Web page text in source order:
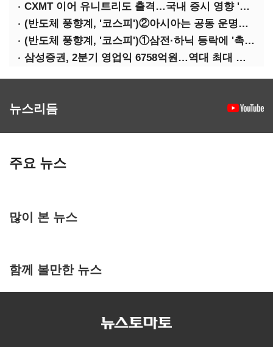
CXMT 이어 유니트리도 출격…국내 증시 영향 '촉각'
(반도체 풍향계, '코스피')②아시아는 공동 운명체?…일본·대만도 '동반 출렁'
(반도체 풍향계, '코스피')①삼전·하닉 등락에 '촉각'…코스피·나스닥 '한 몸'
삼성증권, 2분기 영업익 6758억원…역대 최대 경신
뉴스리듬
주요 뉴스
많이 본 뉴스
함께 볼만한 뉴스